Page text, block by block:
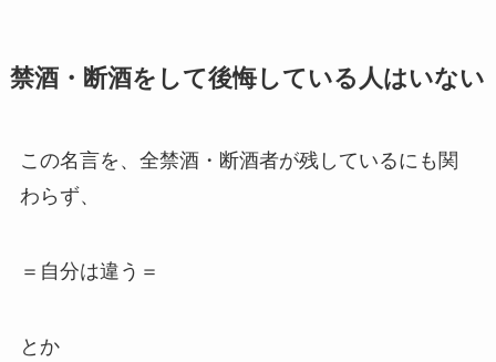
禁酒・断酒をして後悔している人はいない
この名言を、全禁酒・断酒者が残しているにも関
わらず、
＝自分は違う＝
とか